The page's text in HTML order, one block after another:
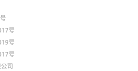
号
号
号
司